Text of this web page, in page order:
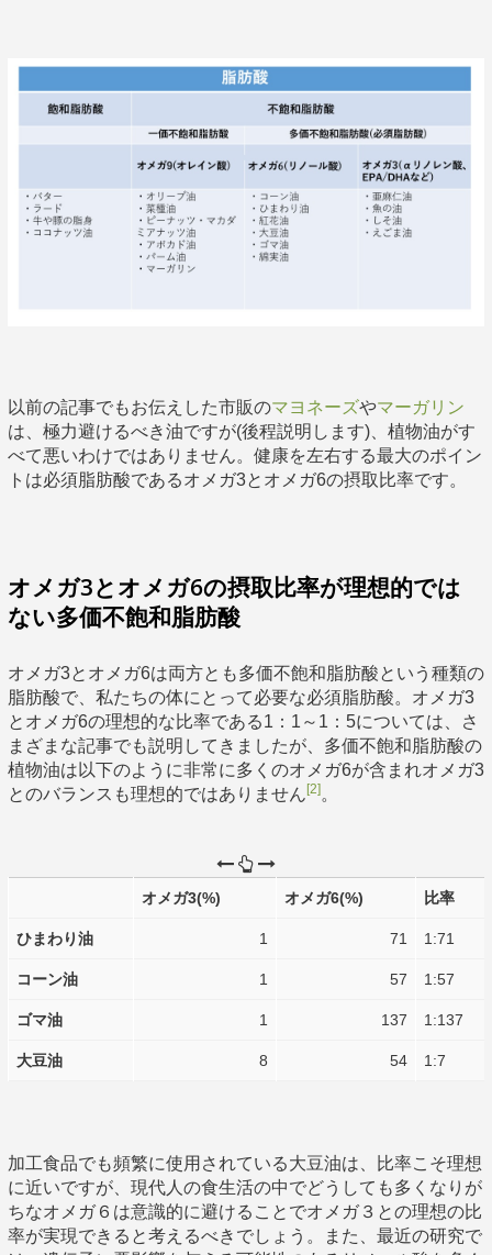
以前の記事でもお伝えした市販のマヨネーズやマーガリン
は、極力避けるべき油ですが(後程説明します)、植物油がす
べて悪いわけではありません。健康を左右する最大のポイン
トは必須脂肪酸であるオメガ3とオメガ6の摂取比率です。
オメガ3とオメガ6の摂取比率が理想的では
ない多価不飽和脂肪酸
オメガ3とオメガ6は両方とも多価不飽和脂肪酸という種類の
脂肪酸で、私たちの体にとって必要な必須脂肪酸。オメガ3
とオメガ6の理想的な比率である1：1～1：5については、さ
まざまな記事でも説明してきましたが、多価不飽和脂肪酸の
植物油は以下のように非常に多くのオメガ6が含まれオメガ3
とのバランスも理想的ではありません[2]。
オメガ3(%) オメガ6(%) 比率
ひまわり油 1 71 1:71
コーン油 1 57 1:57
ゴマ油 1 137 1:137
大豆油 8 54 1:7
加工食品でも頻繁に使用されている大豆油は、比率こそ理想
に近いですが、現代人の食生活の中でどうしても多くなりが
ちなオメガ６は意識的に避けることでオメガ３との理想の比
率が実現できると考えるべきでしょう。また、最近の研究で